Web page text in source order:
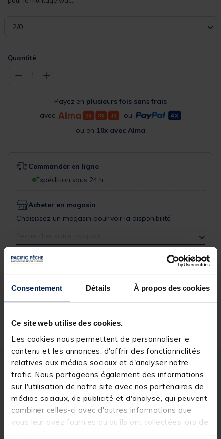
Consentement Détails À propos des cookies
Ce site web utilise des cookies.
Les cookies nous permettent de personnaliser le
contenu et les annonces, d'offrir des fonctionnalités
relatives aux médias sociaux et d'analyser notre
trafic. Nous partageons également des informations
sur l'utilisation de notre site avec nos partenaires de
médias sociaux, de publicité et d'analyse, qui peuvent
combiner celles-ci avec d'autres informations que
vous leur avez fournies ou qu'ils ont collectées lors de
2/0
Quantité
− 1 +
Payez en plusieurs fois sans frais
avec
ou
ou en 10x avec Alma
Commander en ligne
Expédition sous 24 h
Acheter en magasin
Choisissez un magasin pour voir la disponibilité
Retour gratuit, 1 mois pour changer d’avis
Description Spécifications
Description & détails
Description